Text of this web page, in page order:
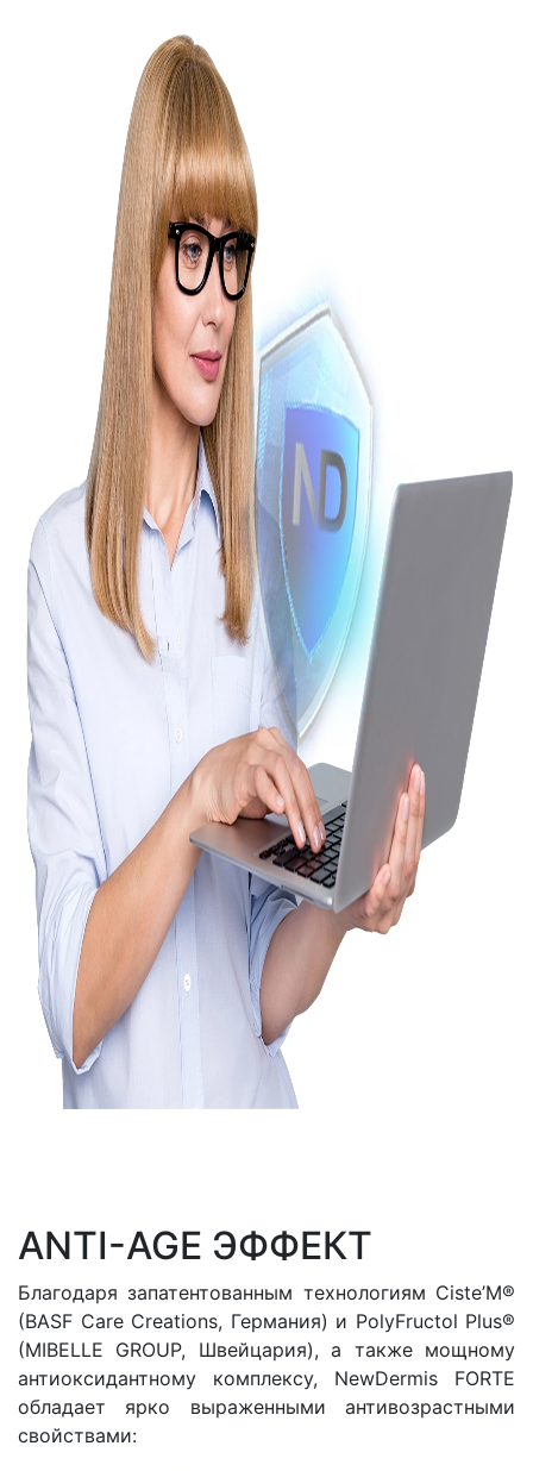
ANTI-AGE ЭФФЕКТ
Благодаря запатентованным технологиям Сiste’M®
(BASF Care Creations, Германия) и PolyFructol Plus®
(MIBELLE GROUP, Швейцария), а также мощному
антиоксидантному комплексу, NewDermis FORTE
обладает ярко выраженными антивозрастными
свойствами: